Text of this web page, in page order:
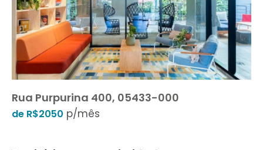
Rua Purpurina 400, 05433-000
de R$2050 p/mês